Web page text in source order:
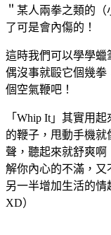
＂某人兩拳之類的
了可是會內傷的！
這時我們可以學學蠟
偶沒事就毆它個幾拳
個空氣鞭吧！
「Whip It」其實用
的鞭子，甩動手機
聲，聽起來就舒爽啊
解你內心的不滿，又
另一半增加生活的
XD）